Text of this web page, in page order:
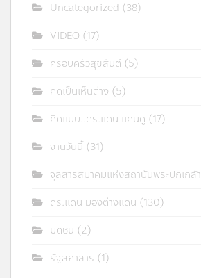
Uncategorized (38)
VIDEO (17)
ครอบครัวสุขสันต์ (5)
คิดเป็นเห็นต่าง (5)
คิดแบบ..ดร.แดน แคนดู (17)
งานวันนี้ (31)
จุลสารสมาคมแห่งสถาบันพระปกเกล้า
ดร.แดน มองต่างแดน (130)
มติชน (2)
รัฐสภาสาร (1)